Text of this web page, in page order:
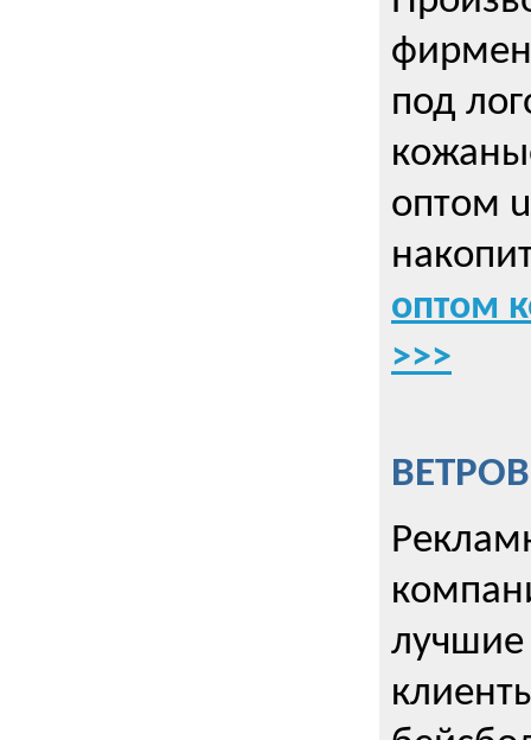
под
оптом
оптом
>>>